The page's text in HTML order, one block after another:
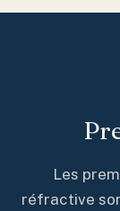
Les
réfractive